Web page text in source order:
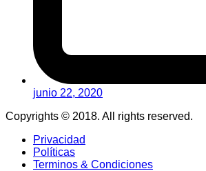
junio 22, 2020
Copyrights © 2018. All rights reserved.
Privacidad
Políticas
Terminos & Condiciones